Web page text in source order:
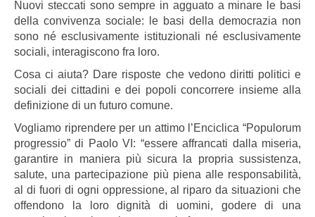
Nuovi steccati sono sempre in agguato a minare le basi
della convivenza sociale: le basi della democrazia non
sono né esclusivamente istituzionali né esclusivamente
sociali, interagiscono fra loro.
Cosa ci aiuta? Dare risposte che vedono diritti politici e
sociali dei cittadini e dei popoli concorrere insieme alla
definizione di un futuro comune.
Vogliamo riprendere per un attimo l’Enciclica “Populorum
progressio” di Paolo VI: “essere affrancati dalla miseria,
garantire in maniera più sicura la propria sussistenza,
salute, una partecipazione più piena alle responsabilità,
al di fuori di ogni oppressione, al riparo da situazioni che
offendono la loro dignità di uomini, godere di una